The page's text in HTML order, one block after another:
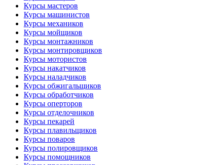
Курсы мастеров
Курсы машинистов
Курсы механиков
Курсы мойщиков
Курсы монтажников
Курсы монтировщиков
Курсы мотористов
Курсы накатчиков
Курсы наладчиков
Курсы обжигальщиков
Курсы обработчиков
Курсы оперторов
Курсы отделочников
Курсы пекарей
Курсы плавильщиков
Курсы поваров
Курсы полировщиков
Курсы помощников